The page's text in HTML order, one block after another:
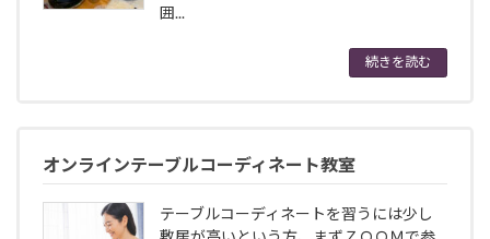
囲...
続きを読む
オンラインテーブルコーディネート教室
テーブルコーディネートを習うには少し